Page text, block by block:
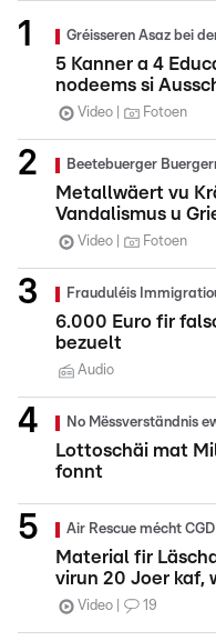
Gréisseren Asaz bei
5 Kanner a 4
nodeems si
Video Fotoen
Beetebuerger
Metallwäert vu
Vandalismus u
Video Fotoen
Frauduléis
6.000 Euro fir
bezuelt
Audio
No Mëssverständnis
Lottoschäi mat
fonnt
Air Rescue mécht
Material fir
virun 20 Joer kaf,
Video 19